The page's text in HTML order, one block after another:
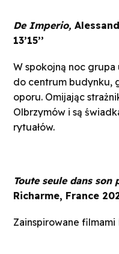
De Imperio,
13’15’’
W spokojną noc
do centrum budynku,
oporu. Omijając
Olbrzymów i są
rytuałów.
Toute seule dans son
Richarme, France
Zainspirowane filmami